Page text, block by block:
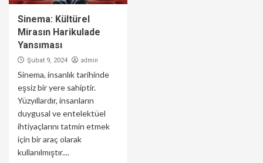
Sinema: Kültürel
Mirasın Harikulade
Yansıması
Şubat 9, 2024 admin
Sinema, insanlık tarihinde
eşsiz bir yere sahiptir.
Yüzyıllardır, insanların
duygusal ve entelektüel
ihtiyaçlarını tatmin etmek
için bir araç olarak
kullanılmıştır....